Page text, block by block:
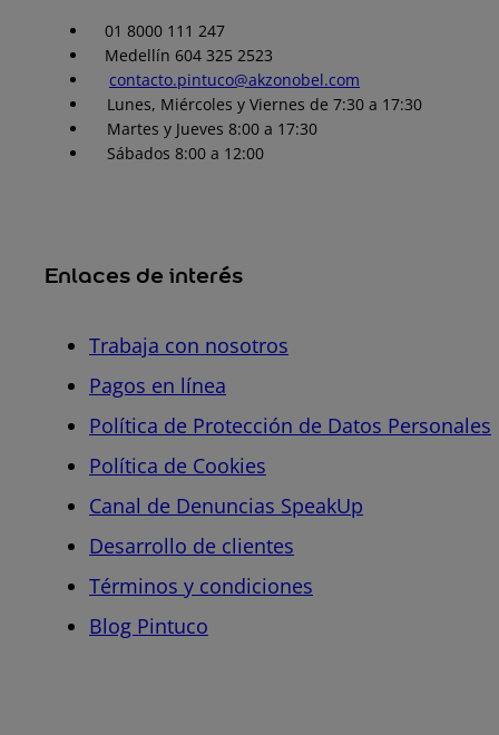
01 8000 111 247
Medellín 604 325 2523
contacto.pintuco@akzonobel.com
Lunes, Miércoles y Viernes de 7:30 a 17:30
Martes y Jueves 8:00 a 17:30
Sábados 8:00 a 12:00
Enlaces de interés
Trabaja con nosotros
Pagos en línea
Política de Protección de Datos Personales
Política de Cookies
Canal de Denuncias SpeakUp
Desarrollo de clientes
Términos y condiciones
Blog Pintuco